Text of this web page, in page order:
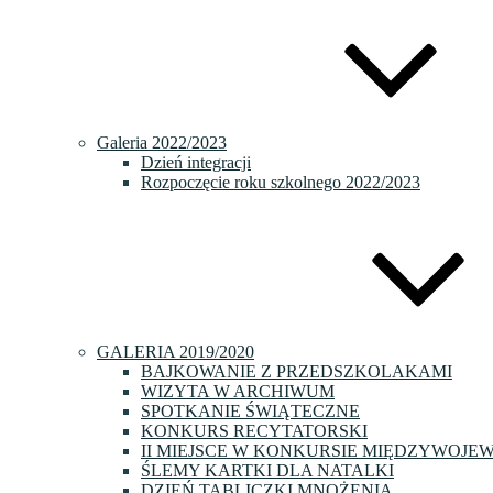
Galeria 2022/2023
Dzień integracji
Rozpoczęcie roku szkolnego 2022/2023
GALERIA 2019/2020
BAJKOWANIE Z PRZEDSZKOLAKAMI
WIZYTA W ARCHIWUM
SPOTKANIE ŚWIĄTECZNE
KONKURS RECYTATORSKI
II MIEJSCE W KONKURSIE
ŚLEMY KARTKI DLA NATALKI